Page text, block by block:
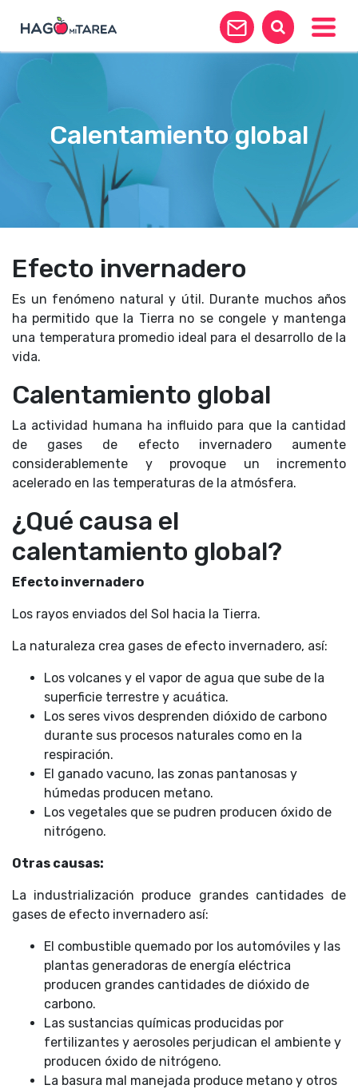
Calentamiento global
Efecto invernadero
Es un fenómeno natural y útil. Durante muchos años
ha permitido que la Tierra no se congele y mantenga
una temperatura promedio ideal para el desarrollo de la
vida.
Calentamiento global
La actividad humana ha influido para que la cantidad
de gases de efecto invernadero aumente
considerablemente y provoque un incremento
acelerado en las temperaturas de la atmósfera.
¿Qué causa el
calentamiento global?
Efecto invernadero
Los rayos enviados del Sol hacia la Tierra.
La naturaleza crea gases de efecto invernadero, así:
Los volcanes y el vapor de agua que sube de la
superficie terrestre y acuática.
Los seres vivos desprenden dióxido de carbono
durante sus procesos naturales como en la
respiración.
El ganado vacuno, las zonas pantanosas y
húmedas producen metano.
Los vegetales que se pudren producen óxido de
nitrógeno.
Otras causas:
La industrialización produce grandes cantidades de
gases de efecto invernadero así:
El combustible quemado por los automóviles y las
plantas generadoras de energía eléctrica
producen grandes cantidades de dióxido de
carbono.
Las sustancias químicas producidas por
fertilizantes y aerosoles perjudican el ambiente y
producen óxido de nitrógeno.
La basura mal manejada produce metano y otros